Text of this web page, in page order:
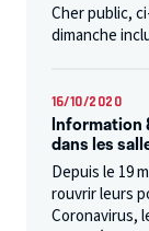
Cher public,
dimanche
16/10/2020
Information
dans les
Depuis le 19
rouvrir leurs
Coronavirus,